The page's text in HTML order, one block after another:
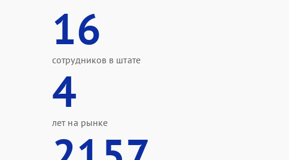
16
сотрудников в штате
4
лет на рынке